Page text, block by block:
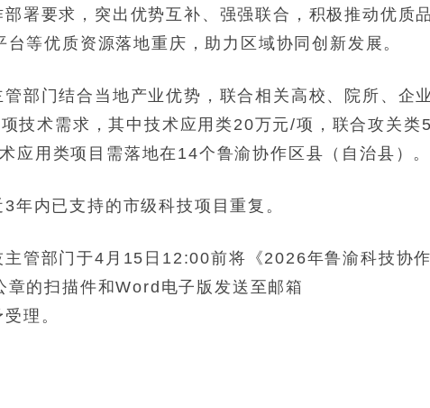
部署要求，突出优势互补、强强联合，积极推动优质
等优质资源落地重庆，助力区域协同创新发展。
管部门结合当地产业优势，联合相关高校、院所、企
技术需求，其中技术应用类20万元/项，联合攻关类
应用类项目需落地在14个鲁渝协作区县（自治县）
年内已支持的市级科技项目重复。
主管部门于4月15日12:00前将《2026年鲁渝科技协
的扫描件和Word电子版发送至邮箱
理。